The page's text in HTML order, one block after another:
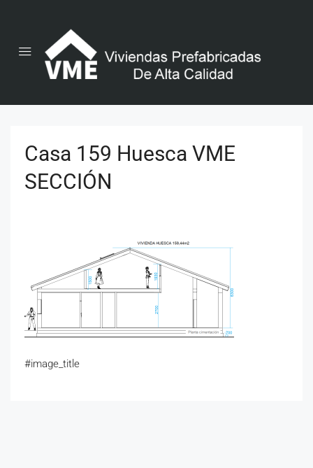
Casa 159 Huesca VME
SECCIÓN
#image_title